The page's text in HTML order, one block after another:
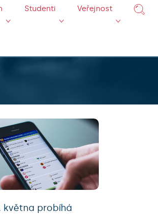
Studenti Veřejnost
května probíhá